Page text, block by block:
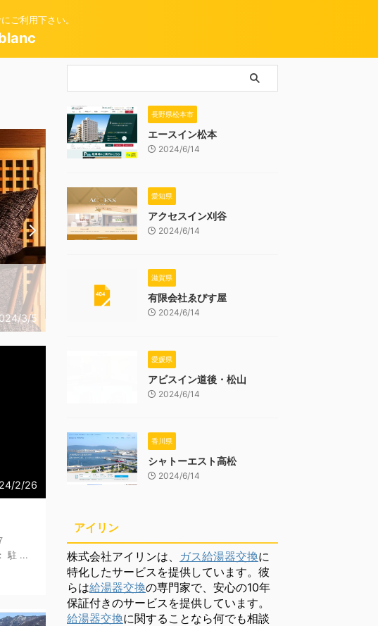
ご利用下さい。
3/5
2/26
駐 ...
長野県松本市
エースイン松本
2024/6/14
愛知県
アクセスイン刈谷
2024/6/14
滋賀県
有限会社ゑびす屋
2024/6/14
愛媛県
アビスイン道後・松山
2024/6/14
香川県
シャトーエスト高松
2024/6/14
アイリン
株式会社アイリンは、 ガス給湯器交換に
特化したサービスを提供しています。彼
らは給湯器交換の専門家で、安心の10年
保証付きのサービスを提供しています。
給湯器交換に関することなら何でも相談